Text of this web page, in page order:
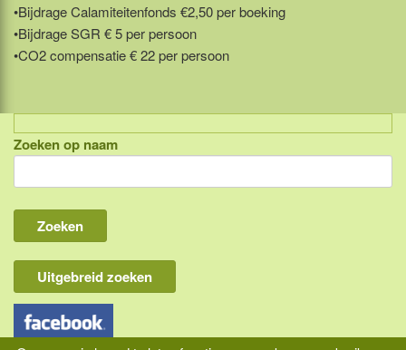
•Bijdrage Calamiteitenfonds €2,50 per boeking
•Bijdrage SGR € 5 per persoon
•CO2 compensatie € 22 per persoon
Indonesië, eilandcombinaties
Bali
Lombok
Flores & Komodo
Overige Sunda eilanden
Java
Zoeken op naam
Uitgebreid zoeken